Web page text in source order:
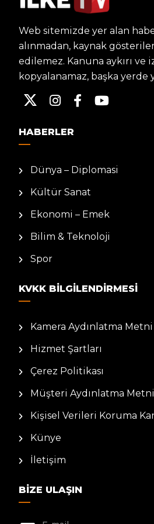
Web sitemizde yer alan
alınmadan, kaynak
edilemez. Kanuna aykırı ve
kopyalanamaz, başka yerde
HABERLER
Dünya – Diplomasi
Kültür Sanat
Ekonomi – Emek
Bilim & Teknoloji
Spor
KVKK BILGILENDIRMESI
Kamera Aydınlatma Metni
Hizmet Şartları
Çerez Politikası
Müşteri Aydınlatma Metni
Kişisel Verileri Koruma
Künye
İletişim
BIZE ULAŞIN